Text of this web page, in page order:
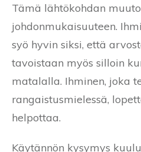
Tämä lähtökohdan
johdonmukaisuuteen.
syö hyvin siksi, että
tavoistaan myös silloin
matalalla. Ihminen, joka
rangaistusmielessä,
helpottaa.
Käytännön kysymys